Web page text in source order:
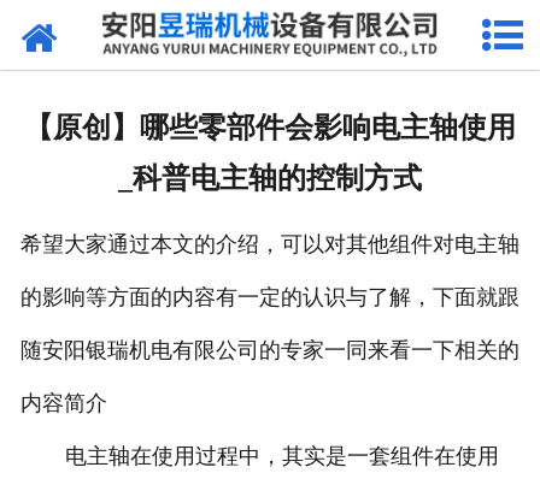
网站首页
联系我们
【原创】哪些零部件会影响电主轴使用
_科普电主轴的控制方式
希望大家通过本文的介绍，可以对其他组件对电主轴
的影响等方面的内容有一定的认识与了解，下面就跟
随安阳银瑞机电有限公司的专家一同来看一下相关的
内容简介
电主轴在使用过程中，其实是一套组件在使用